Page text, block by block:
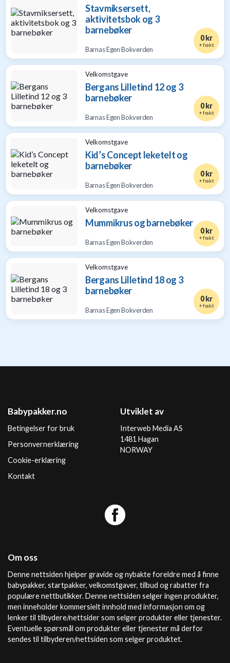
Stavmiksersett,
aktivitetsbok og 3
barnebøker
Barnas Egen Bokverden
0 kr
+ frakt
Velkomstgave
Bergans Lilletind 12 og 3
barnebøker
Barnas Egen Bokverden
0 kr
+ frakt
Velkomstgave
Kid’s Concept leketelt og
barnebøker
Barnas Egen Bokverden
0 kr
+ frakt
Velkomstgave
Mummikrus og barnebøker
Barnas Egen Bokverden
0 kr
+ frakt
Velkomstgave
Bergans Lilletind 18 og 3
barnebøker
Barnas Egen Bokverden
0 kr
+ frakt
Babypakker.no
Betingelser for bruk
Personvernerklæring
Cookie-erklæring
Kontakt
Utviklet av
Interweb Media AS
1481 Hagan
NORWAY
Om oss
Denne nettsiden hjelper gravide og nybakte foreldre med å finne
babypakker, startpakker, velkomstgaver, tilbud og rabatter fra
populære nettbutikker. Denne nettsiden selger ingen produkter,
men inneholder kommersielt innhold med informasjon om og
lenker til tilbydere/nettsider som selger produkter eller tjenester.
Eventuelle spørsmål om produkter eller tjenester må derfor
sendes til tilbyderen/nettsiden som selger produktet.